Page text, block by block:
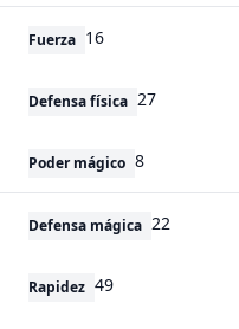
Fuerza 16
Defensa física 27
Poder mágico 8
Defensa mágica 22
Rapidez 49